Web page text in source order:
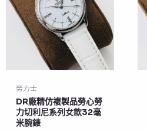
勞力士
DR廠精仿複製品勞心勞
力切利尼系列女款32毫
米腕錶